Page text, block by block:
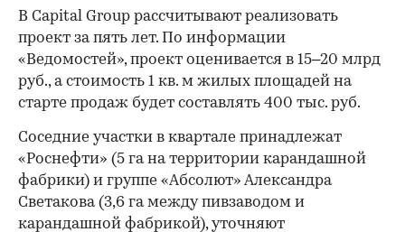
В Capital Group рассчитывают реализовать
проект за пять лет. По информации
«Ведомостей», проект оценивается в 15–20 млрд
руб., а стоимость 1 кв. м жилых площадей на
старте продаж будет составлять 400 тыс. руб.
Соседние участки в квартале принадлежат
«Роснефти» (5 га на территории карандашной
фабрики) и группе «Абсолют» Александра
Светакова (3,6 га между пивзаводом и
карандашной фабрикой), уточняют